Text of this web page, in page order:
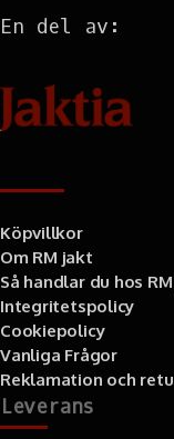
En del av:
Köpvillkor
Om RM jakt
Så handlar du hos
Integritetspolicy
Cookiepolicy
Vanliga Frågor
Reklamation och
Leverans